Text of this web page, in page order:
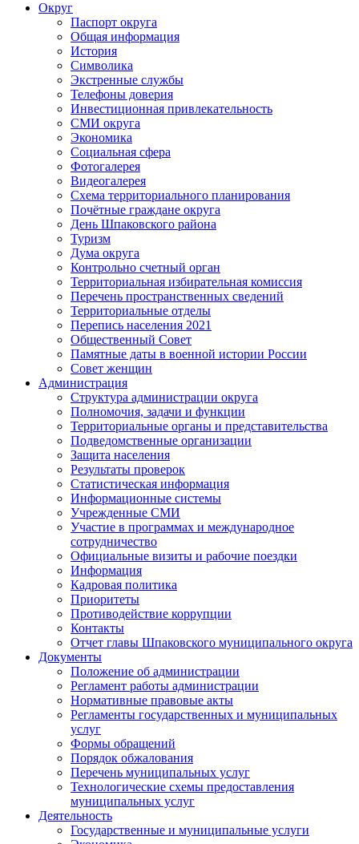
Округ
Паспорт округа
Общая информация
История
Символика
Экстренные службы
Телефоны доверия
Инвестиционная привлекательность
СМИ округа
Экономика
Социальная сфера
Фотогалерея
Видеогалерея
Схема территориального планирования
Почётные граждане округа
День Шпаковского района
Туризм
Дума округа
Контрольно счетный орган
Территориальная избирательная комиссия
Перечень пространственных сведений
Территориальные отделы
Перепись населения 2021
Общественный Совет
Памятные даты в военной истории России
Совет женщин
Администрация
Структура администрации округа
Полномочия, задачи и функции
Территориальные органы и представительства
Подведомственные организации
Защита населения
Результаты проверок
Статистическая информация
Информационные системы
Учрежденные СМИ
Участие в программах и международное
сотрудничество
Официальные визиты и рабочие поездки
Информация
Кадровая политика
Приоритеты
Противодействие коррупции
Контакты
Отчет главы Шпаковского муниципального округа
Документы
Положение об администрации
Регламент работы администрации
Нормативные правовые акты
Регламенты государственных и муниципальных
услуг
Формы обращений
Порядок обжалования
Перечень муниципальных услуг
Технологические схемы предоставления
муниципальных услуг
Деятельность
Государственные и муниципальные услуги